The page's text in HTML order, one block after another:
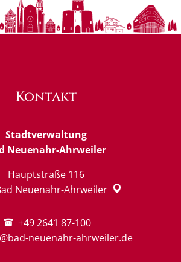
Kontakt
Stadtverwaltung
Neuenahr-Ahrweiler
Hauptstraße 116
Neuenahr-Ahrweiler
+49 2641 87-100
neuenahr-ahrweiler.de